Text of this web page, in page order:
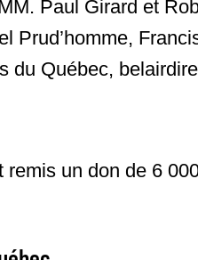
Paul Girard et
Prud’homme,
du Québec,
un don de 6